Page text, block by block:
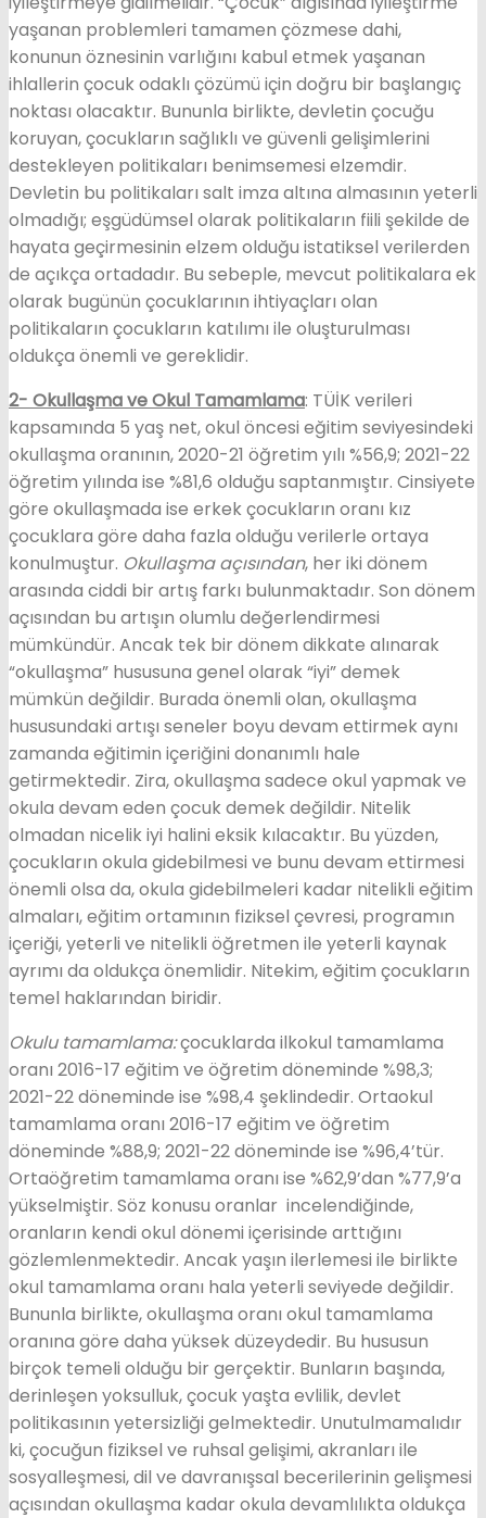
yaşanan problemleri tamamen çözmese dahi,
konunun öznesinin varlığını kabul etmek yaşanan
ihlallerin çocuk odaklı çözümü için doğru bir başlangıç
noktası olacaktır. Bununla birlikte, devletin çocuğu
koruyan, çocukların sağlıklı ve güvenli gelişimlerini
destekleyen politikaları benimsemesi elzemdir.
Devletin bu politikaları salt imza altına almasının yeterli
olmadığı; eşgüdümsel olarak politikaların fiili şekilde de
hayata geçirmesinin elzem olduğu istatiksel verilerden
de açıkça ortadadır. Bu sebeple, mevcut politikalara ek
olarak bugünün çocuklarının ihtiyaçları olan
politikaların çocukların katılımı ile oluşturulması
oldukça önemli ve gereklidir.
2- Okullaşma ve Okul Tamamlama: TÜİK verileri
kapsamında 5 yaş net, okul öncesi eğitim seviyesindeki
okullaşma oranının, 2020-21 öğretim yılı %56,9; 2021-22
öğretim yılında ise %81,6 olduğu saptanmıştır. Cinsiyete
göre okullaşmada ise erkek çocukların oranı kız
çocuklara göre daha fazla olduğu verilerle ortaya
konulmuştur. Okullaşma açısından, her iki dönem
arasında ciddi bir artış farkı bulunmaktadır. Son dönem
açısından bu artışın olumlu değerlendirmesi
mümkündür. Ancak tek bir dönem dikkate alınarak
“okullaşma” hususuna genel olarak “iyi” demek
mümkün değildir. Burada önemli olan, okullaşma
hususundaki artışı seneler boyu devam ettirmek aynı
zamanda eğitimin içeriğini donanımlı hale
getirmektedir. Zira, okullaşma sadece okul yapmak ve
okula devam eden çocuk demek değildir. Nitelik
olmadan nicelik iyi halini eksik kılacaktır. Bu yüzden,
çocukların okula gidebilmesi ve bunu devam ettirmesi
önemli olsa da, okula gidebilmeleri kadar nitelikli eğitim
almaları, eğitim ortamının fiziksel çevresi, programın
içeriği, yeterli ve nitelikli öğretmen ile yeterli kaynak
ayrımı da oldukça önemlidir. Nitekim, eğitim çocukların
temel haklarından biridir.
Okulu tamamlama:çocuklarda ilkokul tamamlama
oranı 2016-17 eğitim ve öğretim döneminde %98,3;
2021-22 döneminde ise %98,4 şeklindedir. Ortaokul
tamamlama oranı 2016-17 eğitim ve öğretim
döneminde %88,9; 2021-22 döneminde ise %96,4’tür.
Ortaöğretim tamamlama oranı ise %62,9’dan %77,9’a
yükselmiştir. Söz konusu oranlar incelendiğinde,
oranların kendi okul dönemi içerisinde arttığını
gözlemlenmektedir. Ancak yaşın ilerlemesi ile birlikte
okul tamamlama oranı hala yeterli seviyede değildir.
Bununla birlikte, okullaşma oranı okul tamamlama
oranına göre daha yüksek düzeydedir. Bu hususun
birçok temeli olduğu bir gerçektir. Bunların başında,
derinleşen yoksulluk, çocuk yaşta evlilik, devlet
politikasının yetersizliği gelmektedir. Unutulmamalıdır
ki, çocuğun fiziksel ve ruhsal gelişimi, akranları ile
sosyalleşmesi, dil ve davranışsal becerilerinin gelişmesi
açısından okullaşma kadar okula devamlılıkta oldukça